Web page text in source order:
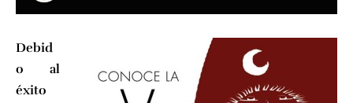
Debid
o al
éxito